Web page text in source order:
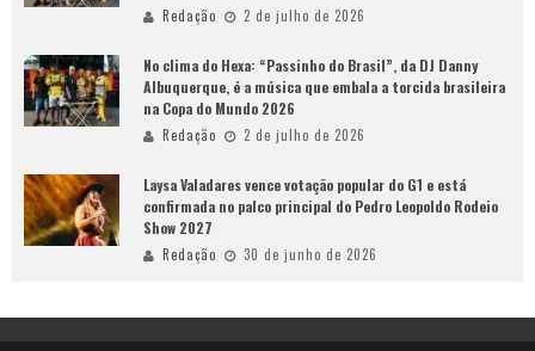
Redação 2 de julho de 2026
No clima do Hexa: “Passinho do Brasil”, da DJ Danny
Albuquerque, é a música que embala a torcida brasileira
na Copa do Mundo 2026
Redação 2 de julho de 2026
Laysa Valadares vence votação popular do G1 e está
confirmada no palco principal do Pedro Leopoldo Rodeio
Show 2027
Redação 30 de junho de 2026